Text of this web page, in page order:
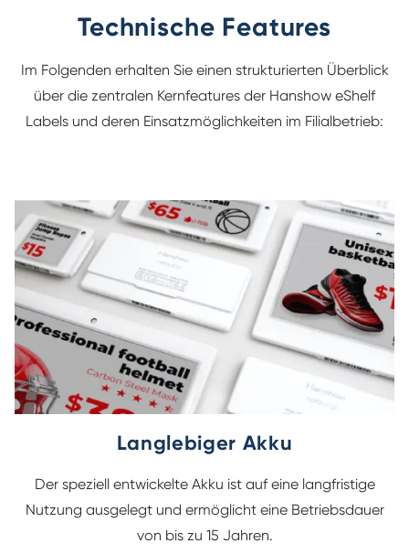
Technische Features
Im Folgenden erhalten Sie einen strukturierten Überblick
über die zentralen Kernfeatures der Hanshow eShelf
Labels und deren Einsatzmöglichkeiten im Filialbetrieb:
Langlebiger Akku
Der speziell entwickelte Akku ist auf eine langfristige
Nutzung ausgelegt und ermöglicht eine Betriebsdauer
von bis zu 15 Jahren.